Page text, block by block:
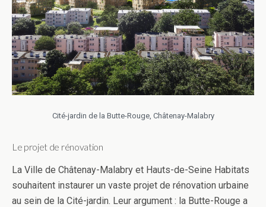
Cité-jardin de la Butte-Rouge, Châtenay-Malabry
Le projet de rénovation
La Ville de Châtenay-Malabry et Hauts-de-Seine Habitats
souhaitent instaurer un vaste projet de rénovation urbaine
au sein de la Cité-jardin. Leur argument : la Butte-Rouge a